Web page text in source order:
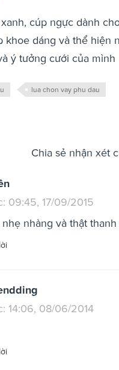
cúp ngực dành
khoe dáng và thể hiện
ý tưởng cưới của mình
lua chon vay phu dau
Chia sẻ nhận xét
09:45, 17/09/2015
nhẹ nhàng và thật
14:06, 08/06/2014